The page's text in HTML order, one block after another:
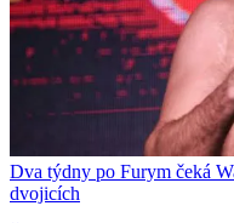
Dva týdny po Furym čeká
dvojicích